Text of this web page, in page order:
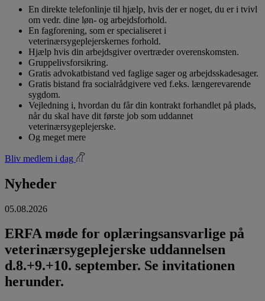
En direkte telefonlinje til hjælp, hvis der er noget, du er i tvivl
om vedr. dine løn- og arbejdsforhold.
En fagforening, som er specialiseret i
veterinærsygeplejerskernes forhold.
Hjælp hvis din arbejdsgiver overtræder overenskomsten.
Gruppelivsforsikring.
Gratis advokatbistand ved faglige sager og arbejdsskadesager.
Gratis bistand fra socialrådgivere ved f.eks. længerevarende
sygdom.
Vejledning i, hvordan du får din kontrakt forhandlet på plads,
når du skal have dit første job som uddannet
veterinærsygeplejerske.
Og meget mere
Bliv medlem i dag
Nyheder
05.08.2026
ERFA møde for oplæringsansvarlige på
veterinærsygeplejerske uddannelsen
d.8.+9.+10. september. Se invitationen
herunder.